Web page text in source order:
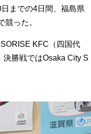
までの4日間、福島県
った。
KFC（四国代
勝戦ではOsaka City S